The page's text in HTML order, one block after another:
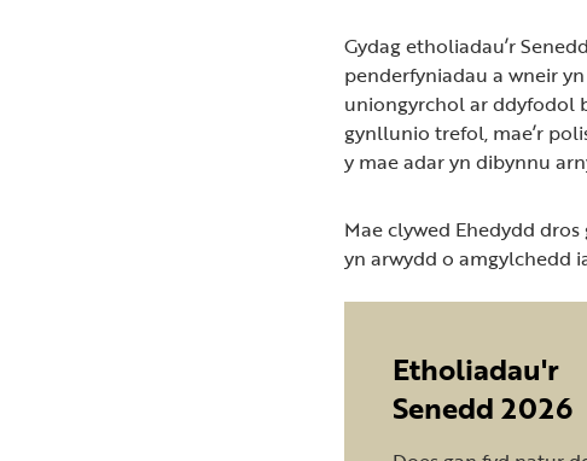
Gydag etholiadau’r
penderfyniadau a wneir
uniongyrchol ar ddyfodol
gynllunio trefol, mae’r
y mae adar yn dibynnu
Mae clywed Ehedydd
yn arwydd o amgylchedd
Etholiadau'r
Senedd 2026